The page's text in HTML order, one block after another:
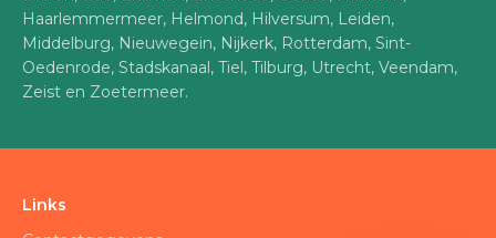
Haarlemmermeer, Helmond, Hilversum, Leiden,
Middelburg, Nieuwegein, Nijkerk, Rotterdam, Sint-
Oedenrode, Stadskanaal, Tiel, Tilburg, Utrecht, Veendam,
Zeist en Zoetermeer.
Links